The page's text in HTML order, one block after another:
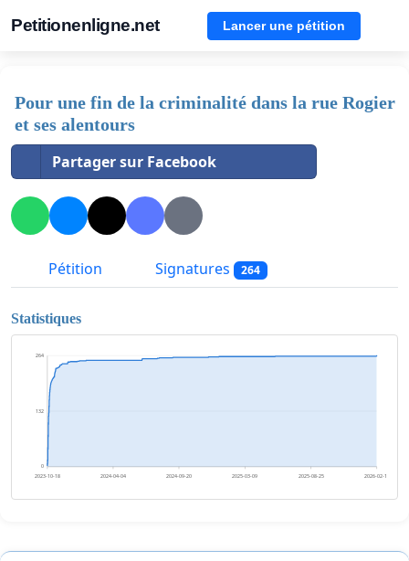
Petitionenligne.net Lancer une pétition
Pour une fin de la criminalité dans la rue Rogier
et ses alentours
Partager sur Facebook
Pétition Signatures 264
Statistiques
0
132
264
2023-10-18 2024-04-04 2024-09-20 2025-03-09 2025-08-25 2026-02-10